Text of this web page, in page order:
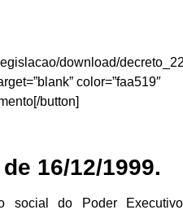
download/
color=”faa519″
button]
16/12/1999.
social do Poder Executivo